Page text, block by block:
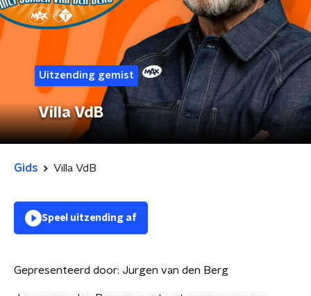
Uitzending gemist
Villa VdB
Gids Villa VdB
Speel uitzending af
Gepresenteerd door: Jurgen van den Berg